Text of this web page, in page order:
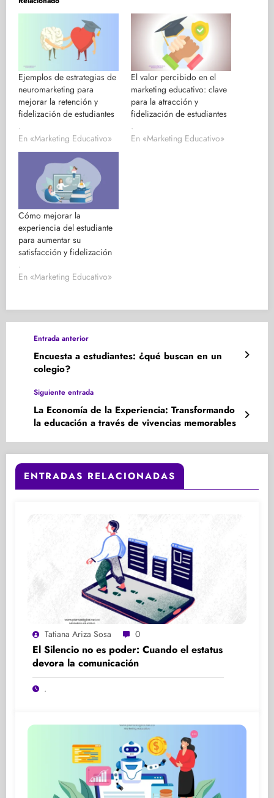
Ejemplos de estrategias de
neuromarketing para
mejorar la retención y
fidelización de estudiantes
.
En «Marketing Educativo»
El valor percibido en el
marketing educativo: clave
para la atracción y
fidelización de estudiantes
.
En «Marketing Educativo»
Cómo mejorar la
experiencia del estudiante
para aumentar su
satisfacción y fidelización
.
En «Marketing Educativo»
Entrada anterior
Encuesta a estudiantes: ¿qué buscan en un
colegio?
Siguiente entrada
La Economía de la Experiencia: Transformando
la educación a través de vivencias memorables
ENTRADAS RELACIONADAS
Tatiana Ariza Sosa 0
El Silencio no es poder: Cuando el estatus
devora la comunicación
.